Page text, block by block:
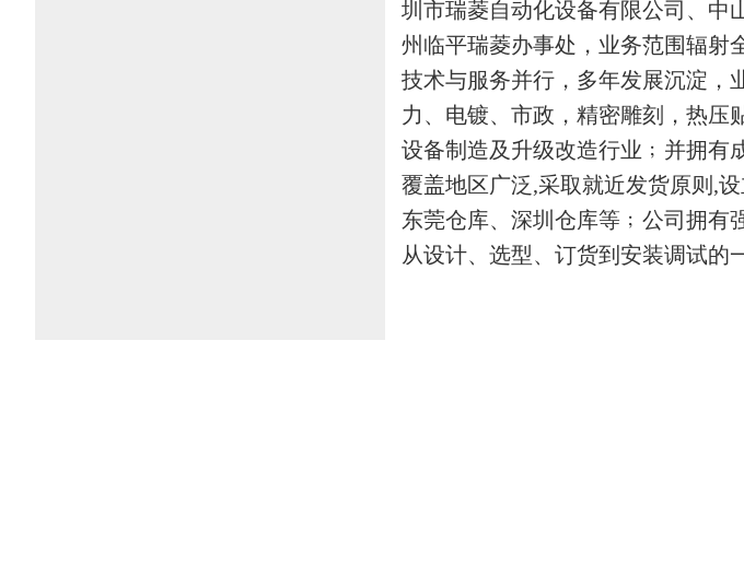
圳市瑞菱自动化设备有限公司、中
州临平瑞菱办事处，业务范围辐射
技术与服务并行，多年发展沉淀，
力、电镀、市政，精密雕刻，热压
设备制造及升级改造行业﹔并拥有
覆盖地区广泛,采取就近发货原则,
东莞仓库、深圳仓库等﹔公司拥有
从设计、选型、订货到安装调试的